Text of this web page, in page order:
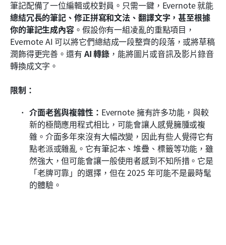
總結冗長的筆記、修正拼寫和文法、翻譯文字，甚至根據
你的筆記生成內容。假設你有一組凌亂的重點項目，
Evernote AI 可以將它們總結成一段整齊的段落，或將草稿
潤飾得更完善。還有 AI 轉錄 ，能將圖片或音訊及影片錄音
轉換成文字。
限制：
介面老舊與複雜性： Evernote 擁有許多功能，與較
新的極簡應用程式相比，可能會讓人感覺臃腫或複
雜。介面多年來沒有大幅改變，因此有些人覺得它有
點老派或雜亂。它有筆記本、堆疊、標籤等功能，雖
然強大，但可能會讓一般使用者感到不知所措。它是
「老牌可靠」的選擇，但在 2025 年可能不是最時髦
的體驗。